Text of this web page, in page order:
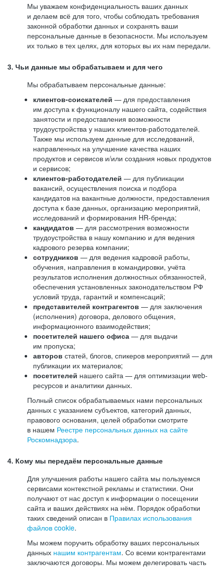
Мы уважаем конфиденциальность ваших данных
и делаем всё для того, чтобы соблюдать требования
законной обработки данных и сохранять ваши
персональные данные в безопасности. Мы используем
их только в тех целях, для которых вы их нам передали.
3. Чьи данные мы обрабатываем и для чего
Мы обрабатываем персональные данные:
клиентов-соискателей — для предоставления
им доступа к функционалу нашего сайта, содействия
занятости и предоставления возможности
трудоустройства у наших клиентов-работодателей.
Также мы используем данные для исследований,
направленных на улучшение качества наших
продуктов и сервисов и/или создания новых продуктов
и сервисов;
клиентов-работодателей — для публикации
вакансий, осуществления поиска и подбора
кандидатов на вакантные должности, предоставления
доступа к базе данных, организацию мероприятий,
исследований и формирования HR-бренда;
кандидатов — для рассмотрения возможности
трудоустройства в нашу компанию и для ведения
кадрового резерва компании;
сотрудников — для ведения кадровой работы,
обучения, направления в командировки, учёта
результатов исполнения должностных обязанностей,
обеспечения установленных законодательством РФ
условий труда, гарантий и компенсаций;
представителей контрагентов — для заключения
(исполнения) договора, делового общения,
информационного взаимодействия;
посетителей нашего офиса — для выдачи
им пропуска;
авторов статей, блогов, спикеров мероприятий — для
публикации их материалов;
посетителей нашего сайта — для оптимизации web-
ресурсов и аналитики данных.
Полный список обрабатываемых нами персональных
данных с указанием субъектов, категорий данных,
правового основания, целей обработки смотрите
в нашем Реестре персональных данных на сайте
Роскомнадзора.
4. Кому мы передаём персональные данные
Для улучшения работы нашего сайта мы пользуемся
сервисами контекстной рекламы и статистики. Они
получают от нас доступ к информации о посещении
сайта и ваших действиях на нём. Порядок обработки
таких сведений описан в Правилах использования
файлов cookie.
Мы можем поручить обработку ваших персональных
данных нашим контрагентам. Со всеми контрагентами
заключаются договоры. Мы можем делегировать часть